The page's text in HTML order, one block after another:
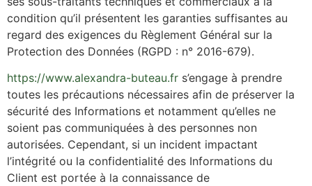
condition qu’il présentent les garanties suffisantes au
regard des exigences du Règlement Général sur la
Protection des Données (RGPD : n° 2016-679).
https://www.alexandra-buteau.fr s’engage à prendre
toutes les précautions nécessaires afin de préserver la
sécurité des Informations et notamment qu’elles ne
soient pas communiquées à des personnes non
autorisées. Cependant, si un incident impactant
l’intégrité ou la confidentialité des Informations du
Client est portée à la connaissance de